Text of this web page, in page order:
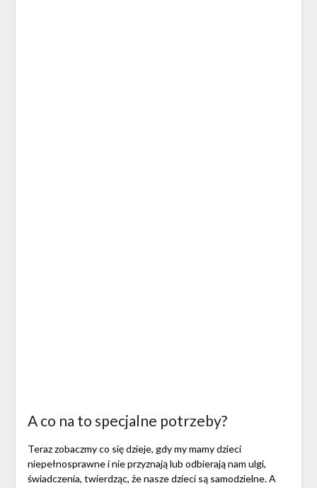
A co na to specjalne potrzeby?
Teraz zobaczmy co się dzieje, gdy my mamy dzieci
niepełnosprawne i nie przyznają lub odbierają nam ulgi,
świadczenia, twierdząc, że nasze dzieci są samodzielne. A